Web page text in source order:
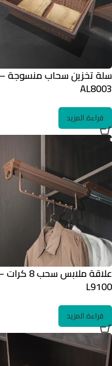
سلة تخزين سحاب منسوجة –
AL8003
قراءة المزيد
علاقة ملابس سحب 8
L9100
قراءة المزيد